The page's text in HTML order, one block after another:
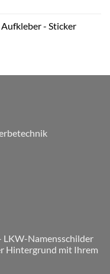
- Sticker
LKW-Namensschilder
Hintergrund mit Ihrem